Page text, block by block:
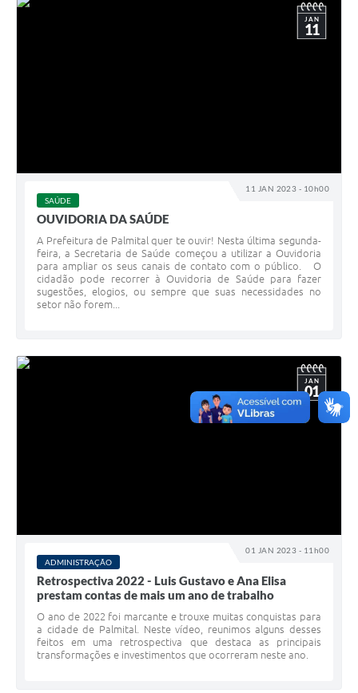
11 JAN 2023 - 10h00
JAN
11
SAÚDE
OUVIDORIA DA SAÚDE
A Prefeitura de Palmital quer te ouvir! Nesta última segunda-
feira, a Secretaria de Saúde começou a utilizar a Ouvidoria
para ampliar os seus canais de contato com o público. O
cidadão pode recorrer à Ouvidoria de Saúde para fazer
sugestões, elogios, ou sempre que suas necessidades no
setor não forem...
01 JAN 2023 - 11h00
JAN
01
ADMINISTRAÇÃO
Retrospectiva 2022 - Luis Gustavo e Ana Elisa
prestam contas de mais um ano de trabalho
O ano de 2022 foi marcante e trouxe muitas conquistas para
a cidade de Palmital. Neste vídeo, reunimos alguns desses
feitos em uma retrospectiva que destaca as principais
transformações e investimentos que ocorreram neste ano.